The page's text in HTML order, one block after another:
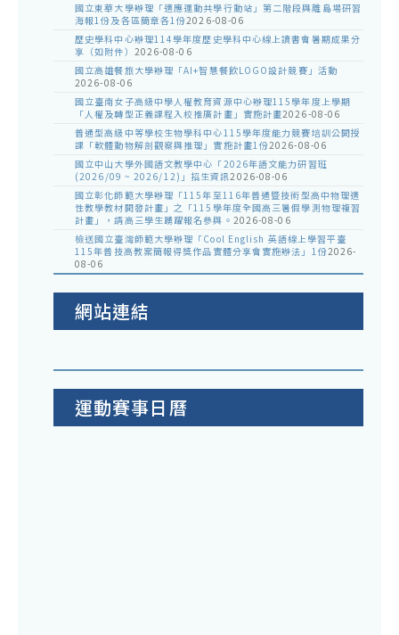
國立東華大學辦理「適應運動共學行動站」第二階段與離島場研習
海報1份及各區簡章各1份2026-08-06
歷史學科中心辦理114學年度歷史學科中心線上讀書會暑期成果分
享（如附件） 2026-08-06
國立高雄餐旅大學辦理「AI+智慧餐飲LOGO設計競賽」活動
2026-08-06
國立臺南女子高級中學人權教育資源中心辦理115學年度上學期
「人權及轉型正義課程入校推廣計畫」實施計畫2026-08-06
普通型高級中等學校生物學科中心115學年度能力競賽培訓公開授
課「軟體動物解剖觀察與推理」實施計畫1份2026-08-06
國立中山大學外國語文教學中心「2026年語文能力研習班
(2026/09 ~ 2026/12)」招生資訊2026-08-06
國立彰化師範大學辦理「115年至116年普通暨技術型高中物理適
性教學教材開發計畫」之「115學年度全國高三暑假學測物理複習
計畫」，請高三學生踴躍報名參與。 2026-08-06
檢送國立臺灣師範大學辦理「Cool English 英語線上學習平臺
115年普技高教案簡報得獎作品實體分享會實施辦法」1份2026-
08-06
網站連結
運動賽事日曆